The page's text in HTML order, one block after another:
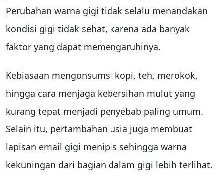
Perubahan warna gigi tidak selalu menandakan
kondisi gigi tidak sehat, karena ada banyak
faktor yang dapat memengaruhinya.
Kebiasaan mengonsumsi kopi, teh, merokok,
hingga cara menjaga kebersihan mulut yang
kurang tepat menjadi penyebab paling umum.
Selain itu, pertambahan usia juga membuat
lapisan email gigi menipis sehingga warna
kekuningan dari bagian dalam gigi lebih terlihat.